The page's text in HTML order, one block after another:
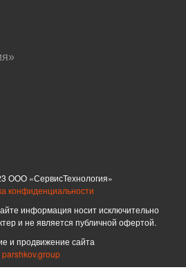
ООО «СервисТехнология»
конфиденциальности
информация носит исключительно
и не является публичной офертой.
и продвижение сайта
parshkov.group